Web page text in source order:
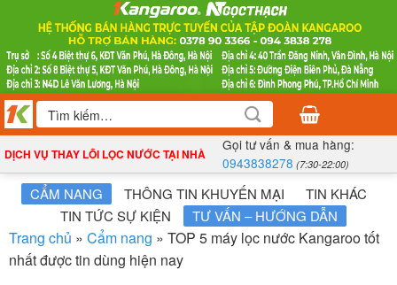
nội
dung
Tìm
kiếm:
DỊCH VỤ THAY LÕI LỌC NƯỚC TẠI NHÀ
Gọi tư vấn & mua hàng:
0943838278 (7:30-22:00)
CẨM NANG THÔNG TIN KHUYẾN MẠI
TIN KHÁC
TIN TỨC SỰ KIỆN
TƯ VẤN – HƯỚNG DẪN
Trang chủ » Cẩm nang » TOP 5 máy lọc nước Kangaroo tốt
nhất được tin dùng hiện nay